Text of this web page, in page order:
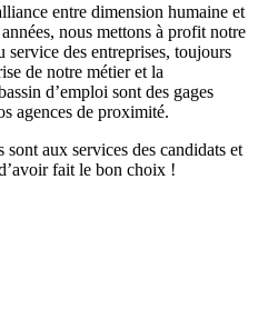
entre dimension humaine et
nous mettons à profit notre
des entreprises, toujours
de notre métier et la
d’emploi sont des gages
agences de proximité.
aux services des candidats et
fait le bon choix !